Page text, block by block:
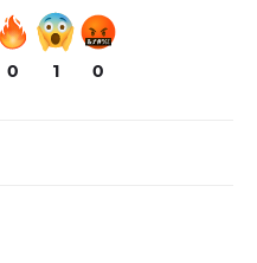
0 1 0